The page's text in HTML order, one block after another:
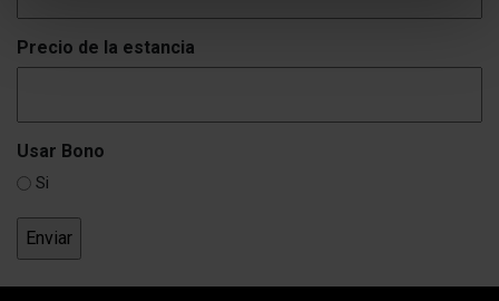
Precio de la estancia
Usar Bono
Si